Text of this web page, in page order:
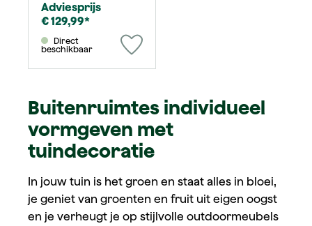
Adviesprijs
€ 129,99*
beschikbaar
Buitenruimtes individueel
vormgeven met
tuindecoratie
In jouw tuin is het groen en staat alles in bloei,
je geniet van groenten en fruit uit eigen oogst
en je verheugt je op stijlvolle outdoormeubels